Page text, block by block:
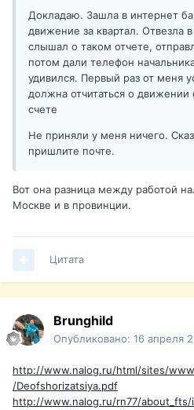
Докладаю. Зашла в интернет
движение за квартал. Отвезла
слышал о таком отчете,
потом дали телефон
удивился. Первый раз от меня
должна отчитаться о
счете
Не приняли у меня ничего.
пришлите почте.
Вот она разница между работой
Москве и в провинции.
Цитата
Brunghild
Опубликовано: 16 апреля
http://www.nalog.ru/html/sites/
/Deofshorizatsiya.pdf
http://www.nalog.ru/rn77/